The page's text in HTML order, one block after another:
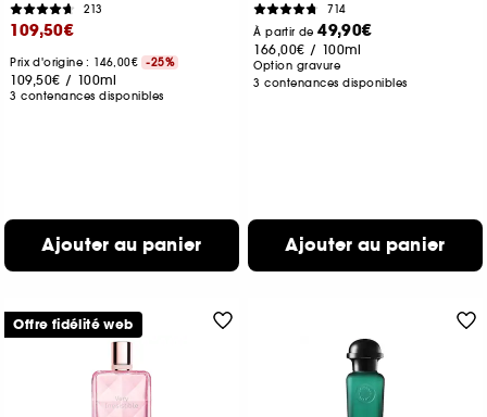
213
109,50€
Prix d'origine : 146,00€ -25%
109,50€ / 100ml
3 contenances disponibles
Ajouter au panier
714
À partir de49,90€
166,00€ / 100ml
Option gravure
3 contenances disponibles
Ajouter au panier
Offre fidélité web